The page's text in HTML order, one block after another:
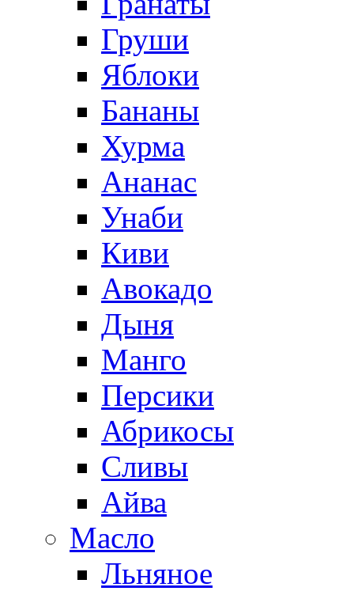
Груши
Яблоки
Бананы
Хурма
Ананас
Унаби
Киви
Авокадо
Дыня
Манго
Персики
Абрикосы
Сливы
Айва
Масло
Льняное